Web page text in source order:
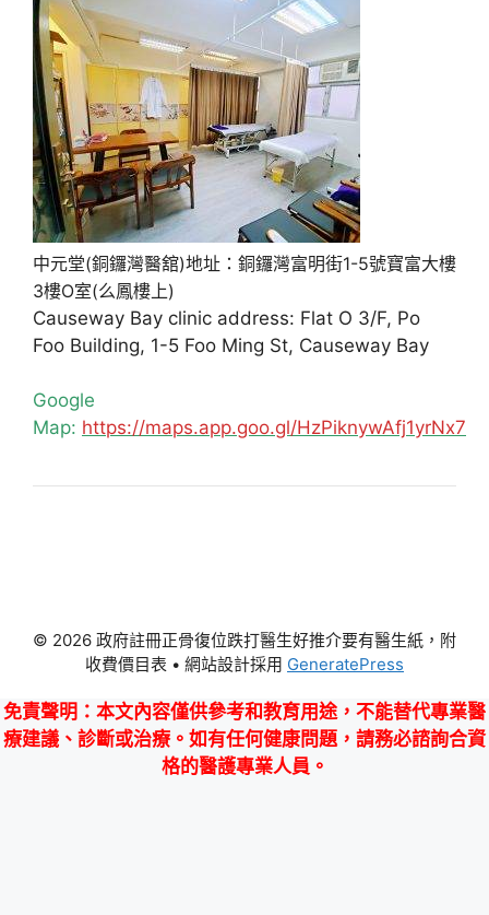
中元堂(銅鑼灣醫舘)地址：銅鑼灣富明街1-5號寶富大樓
3樓O室(么鳳樓上)
Causeway Bay clinic address: Flat O 3/F, Po
Foo Building, 1-5 Foo Ming St, Causeway Bay
Google
Map: https://maps.app.goo.gl/HzPiknywAfj1yrNx7
© 2026 政府註冊正骨復位跌打醫生好推介要有醫生紙，附
收費價目表 • 網站設計採用 GeneratePress
免責聲明 ：本文內容僅供參考和教育用途，不能替代專業醫
療建議、診斷或治療。如有任何健康問題，請務必諮詢合資
格的醫護專業人員。